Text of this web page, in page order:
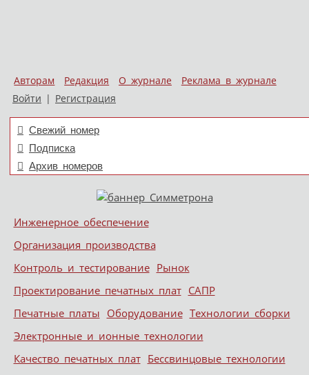
Авторам Редакция О журнале
Реклама в журнале
Войти | Регистрация
Свежий номер
Подписка
Архив номеров
Меню
Skip to content
Инженерное обеспечение
Организация производства
Контроль и тестирование Рынок
Проектирование печатных плат САПР
Печатные платы Оборудование Технологии сборки
Электронные и ионные технологии
Качество печатных плат Бессвинцовые технологии